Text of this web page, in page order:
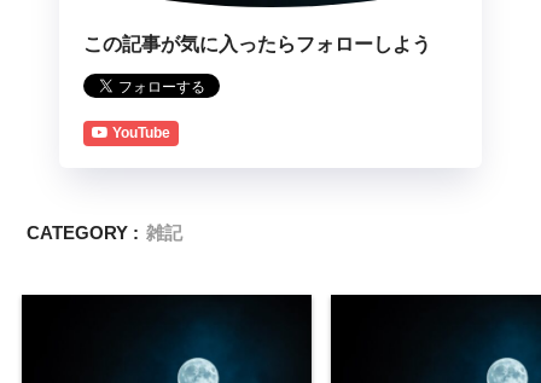
この記事が気に入ったらフォローしよう
YouTube
CATEGORY : 雑記